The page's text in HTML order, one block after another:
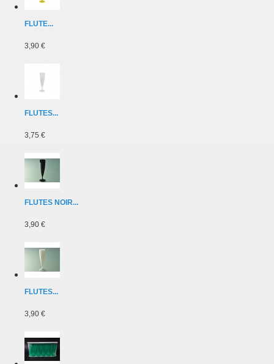
FLUTE...
3,90 €
FLUTES...
3,75 €
FLUTES NOIR...
3,90 €
FLUTES...
3,90 €